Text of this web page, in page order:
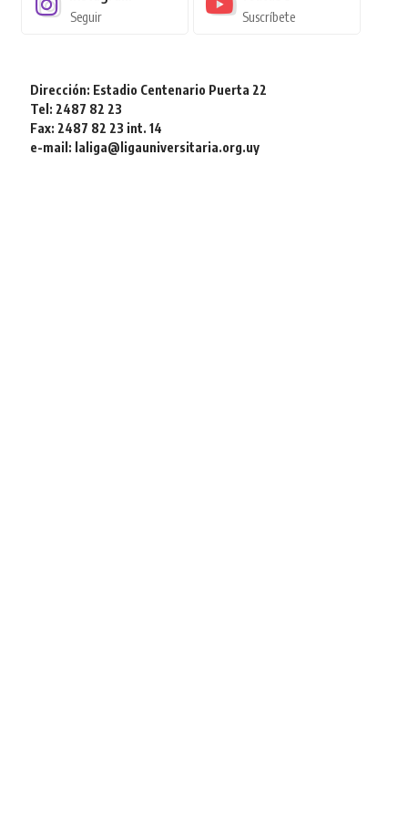
Seguir Suscríbete
Dirección: Estadio Centenario Puerta 22
Tel: 2487 82 23
Fax: 2487 82 23 int. 14
e-mail: laliga@ligauniversitaria.org.uy